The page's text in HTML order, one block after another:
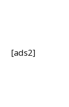
[ads2]